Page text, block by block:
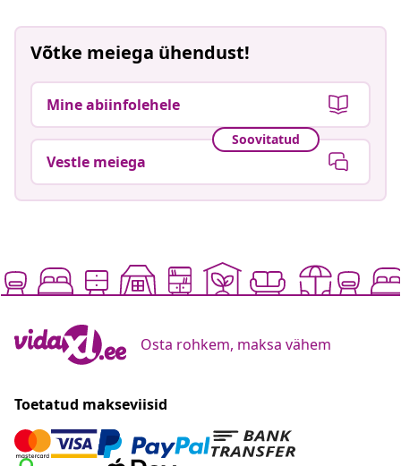
Võtke meiega ühendust!
Mine abiinfolehele
Soovitatud
Vestle meiega
Osta rohkem, maksa vähem
Toetatud makseviisid